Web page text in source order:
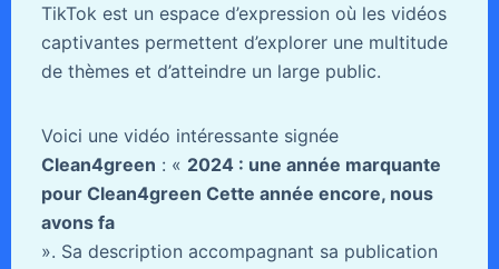
TikTok est un espace d’expression où les vidéos
captivantes permettent d’explorer une multitude
de thèmes et d’atteindre un large public.
Voici une vidéo intéressante signée
Clean4green : « 2024 : une année marquante
pour Clean4green Cette année encore, nous
avons fa
». Sa description accompagnant sa publication